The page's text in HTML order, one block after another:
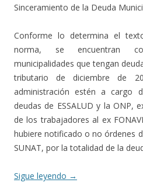
Sinceramiento de la Deuda
Conforme lo determina el
norma, se encuentran
municipalidades que tengan
tributario de diciembre de
administración estén a cargo
deudas de ESSALUD y la ONP,
de los trabajadores al ex
hubiere notificado o no órdenes
SUNAT, por la totalidad de la
Sigue leyendo →